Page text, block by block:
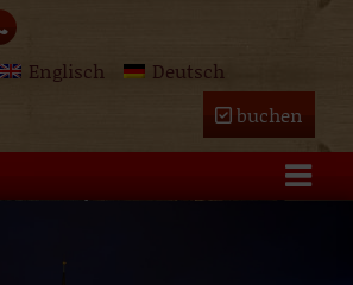
Englisch
Deutsch
buchen